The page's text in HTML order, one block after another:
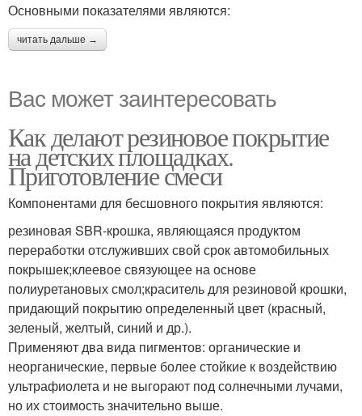
Основными показателями являются:
читать дальше →
Вас может заинтересовать
Как делают резиновое покрытие
на детских площадках.
Приготовление смеси
Компонентами для бесшовного покрытия являются:
резиновая SBR-крошка, являющаяся продуктом
переработки отслуживших свой срок автомобильных
покрышек;клеевое связующее на основе
полиуретановых смол;краситель для резиновой крошки,
придающий покрытию определенный цвет (красный,
зеленый, желтый, синий и др.).
Применяют два вида пигментов: органические и
неорганические, первые более стойкие к воздействию
ультрафиолета и не выгорают под солнечными лучами,
но их стоимость значительно выше.